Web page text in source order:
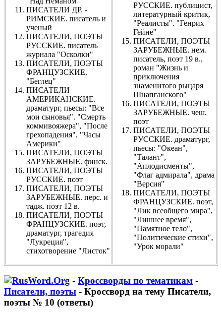
ПИСАТЕЛИ ДР. -
РИМСКИЕ. писатель и
ученый
ПИСАТЕЛИ, ПОЭТЫ
РУССКИЕ. писатель
журнала "Осколки"
ПИСАТЕЛИ, ПОЭТЫ
ФРАНЦУЗСКИЕ.
"Беглец"
ПИСАТЕЛИ
АМЕРИКАНСКИЕ.
драматург, пьесы: "Все
мои сыновья". "Смерть
коммивояжера", "После
грехопадения", "Часы
Америки"
ПИСАТЕЛИ, ПОЭТЫ
ЗАРУБЕЖНЫЕ. финск.
ПИСАТЕЛИ, ПОЭТЫ
РУССКИЕ. поэт
ПИСАТЕЛИ, ПОЭТЫ
ЗАРУБЕЖНЫЕ. перс. и
тадж. поэт 12 в.
ПИСАТЕЛИ, ПОЭТЫ
ФРАНЦУЗСКИЕ. поэт,
драматург, трагедия
"Лукреция",
стихотворение "Листок"
РУССКИЕ. публицист,
литературный критик,
"Реалисты". "Генрих
Гейне"
ПИСАТЕЛИ, ПОЭТЫ
ЗАРУБЕЖНЫЕ. нем.
писатель, поэт 19 в.,
роман "Жизнь и
приключения
знаменитого рыцаря
Шнапганского"
ПИСАТЕЛИ, ПОЭТЫ
ЗАРУБЕЖНЫЕ. чеш.
поэт
ПИСАТЕЛИ, ПОЭТЫ
РУССКИЕ. драматург,
пьесы: "Океан",
"Талант",
"Аплодисменты",
"Флаг адмирала", драма
"Версия"
ПИСАТЕЛИ, ПОЭТЫ
ФРАНЦУЗСКИЕ. поэт,
"Лик всеобщего мира",
"Лишнее время",
"Памятное тело",
"Политические стихи",
"Урок морали"
- Кроссворды по тематикам -
Писатели, поэты - Кроссворд на тему Писатели,
поэты № 10 (ответы)